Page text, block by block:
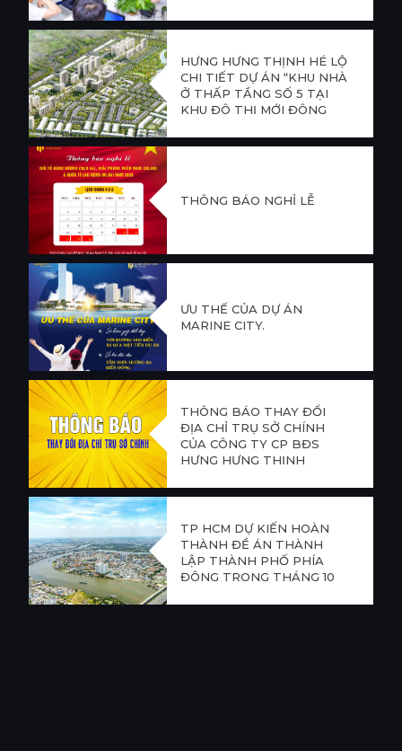
HƯNG HƯNG THỊNH HÉ LỘ
CHI TIẾT DỰ ÁN “KHU NHÀ
Ở THẤP TẦNG SỐ 5 TẠI
KHU ĐÔ THỊ MỚI ĐÔNG
THÔNG BÁO NGHỈ LỄ
ƯU THẾ CỦA DỰ ÁN
MARINE CITY.
THÔNG BÁO THAY ĐỔI
ĐỊA CHỈ TRỤ SỞ CHÍNH
CỦA CÔNG TY CP BĐS
HƯNG HƯNG THỊNH
TP HCM DỰ KIẾN HOÀN
THÀNH ĐỀ ÁN THÀNH
LẬP THÀNH PHỐ PHÍA
ĐÔNG TRONG THÁNG 10